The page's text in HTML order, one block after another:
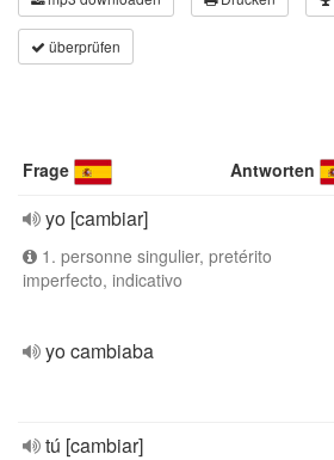
überprüfen
Frage Antworten
yo [cambiar]
1. personne singulier, pretérito
imperfecto, indicativo
yo cambiaba
tú [cambiar]